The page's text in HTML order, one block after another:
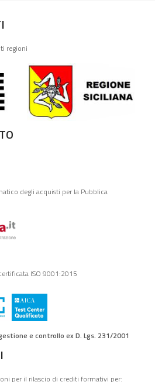
regioni
degli acquisti per la Pubblica
ISO 9001:2015
e controllo ex D. Lgs. 231/2001
per il rilascio di crediti formativi per: